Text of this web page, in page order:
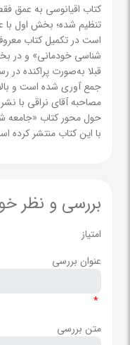
کتاب اقیانوسی به
تنظیم شده؛ بخش اول با
است در تکمیل کتاب
شناسی خودمانی» و در
قبلا به‌صورت پراکنده در
جمع‌ آوری شده است و
مصاحبه‌ آقای نراقی با
حول محور کتاب «جامعه
با این کتاب منتشر کرده
بررسی و نظر
امتیاز
عنوان بررسی
*
متن بررسی